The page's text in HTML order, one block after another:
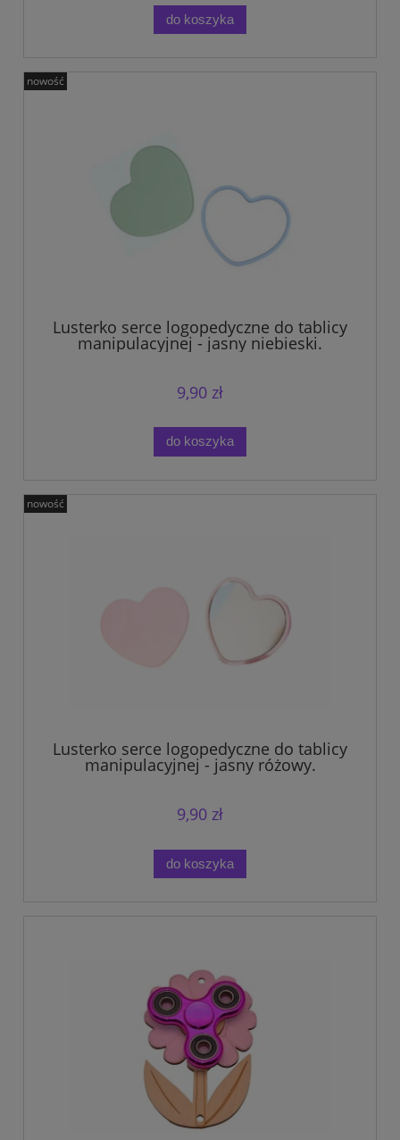
do koszyka
Lusterko serce logopedyczne do tablicy
manipulacyjnej - jasny niebieski.
9,90 zł
do koszyka
nowość
Lusterko serce logopedyczne do tablicy
manipulacyjnej - jasny różowy.
9,90 zł
do koszyka
nowość